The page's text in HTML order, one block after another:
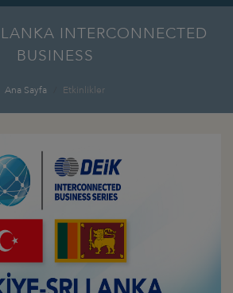
INTERCONNECTED
BUSINESS
Ana Sayfa Etkinlikler